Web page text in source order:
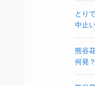
とり
中止
熊谷
何発